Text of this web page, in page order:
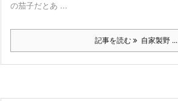
の茄子だとあ ...
記事を読む 自家製野 ...